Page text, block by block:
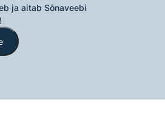
ja aitab Sõnaveebi